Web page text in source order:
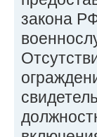
закона